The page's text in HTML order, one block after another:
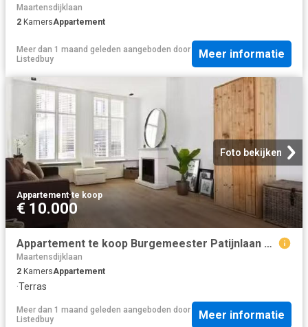
Maartensdijklaan
2 KamersAppartement
Meer dan 1 maand geleden aangeboden door
Listedbuy
Meer informatie
Foto bekijken
Appartement·te koop
€ 10.000
Appartement te koop Burgemeester Patijnlaan 712 in Den Haag vo.
Maartensdijklaan
2 KamersAppartement
·Terras
Meer dan 1 maand geleden aangeboden door
Listedbuy
Meer informatie